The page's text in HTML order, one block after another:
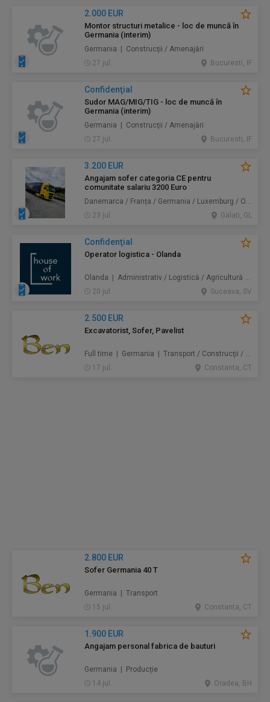
2.000 EUR
Montor structuri metalice - loc de muncă în
Germania (interim)
Germania | Construcţii / Amenajări
27 jul.
Bucuresti, IF
Confidenţial
Sudor MAG/MIG/TIG - loc de muncă în
Germania (interim)
Germania | Construcţii / Amenajări
27 jul.
Bucuresti, IF
3.200 EUR
Angajam sofer categoria CE pentru
comunitate salariu 3200 Euro
Danemarca / Franța / Germania / Luxemburg / Olanda | Transport
23 jul.
Galati, GL
Confidenţial
Operator logistica - Olanda
Olanda | Administrativ / Logistică / Agricultură / Silvicultură / Prestări servicii / Producție /
20 jul.
Suceava, SV
2.500 EUR
Excavatorist, Sofer, Pavelist
Full time | Germania | Transport / Construcţii / Amenajări
17 jul.
Constanta, CT
2.800 EUR
Sofer Germania 40 T
Germania | Transport
15 jul.
Constanta, CT
1.900 EUR
Angajam personal fabrica de bauturi
Germania | Producție
14 jul.
Oradea, BH